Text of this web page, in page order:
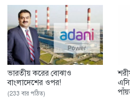
ভারতীয় করের বোঝাও
বাংলাদেশের ওপর!
(233 বার পঠিত)